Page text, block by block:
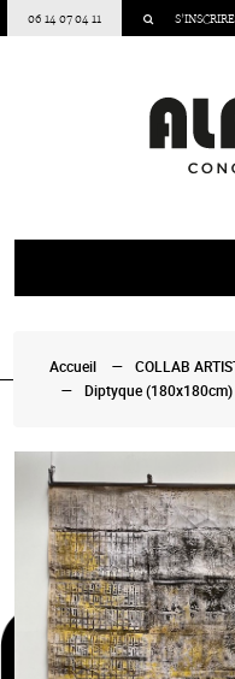
06 14 07 04 11 S’INSCRIRE
Accueil COLLAB
Diptyque (180x180cm)